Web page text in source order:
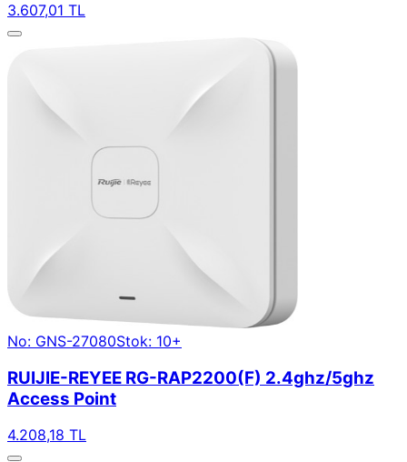
3.607,01 TL
No: GNS-27080Stok: 10+
RUIJIE-REYEE RG-RAP2200(F) 2.4ghz/5ghz
Access Point
4.208,18 TL